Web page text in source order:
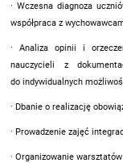
· Wczesna diagnoza
współpraca z
· Analiza opinii i
nauczycieli z
do indywidualnych
· Dbanie o realizację
· Prowadzenie zajęć
· Organizowanie